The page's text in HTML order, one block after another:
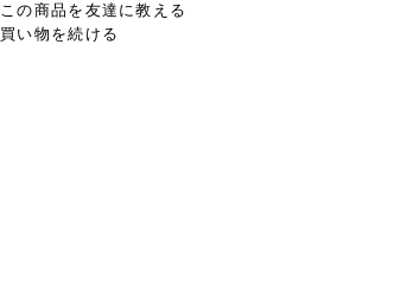
この商品を友達に教える
買い物を続ける